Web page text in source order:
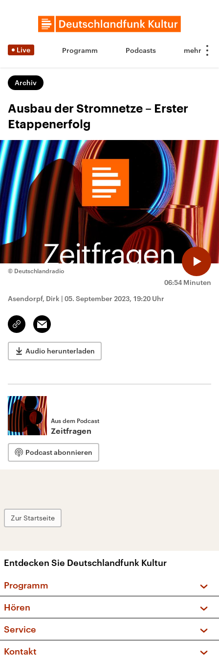
Live Programm Podcasts
Archiv
Ausbau der Stromnetze – Erster
Etappenerfolg
06:54 Minuten
© Deutschlandradio
Asendorpf, Dirk | 05. September 2023, 19:20 Uhr
Link
kopieren/teilen
Email
Audio herunterladen
Aus dem Podcast
Zeitfragen
Podcast abonnieren
Zur Startseite
Entdecken Sie Deutschlandfunk Kultur
Programm
Sendungen und Podcasts
Musikliste
Kakadu – Das Kinderprogramm
Hören
Frequenzen (UKW + DAB+)
Service
FAQ
Kontakt